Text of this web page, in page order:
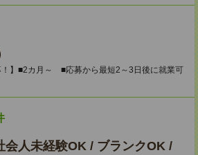
！】■2カ月～ ■応募から最短2～3日後に就業可
会人未経験OK / ブランクOK /